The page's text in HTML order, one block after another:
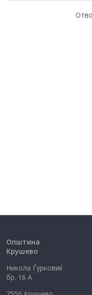
Општина
Крушево
Никола Ѓурковиќ
бр. 16 А